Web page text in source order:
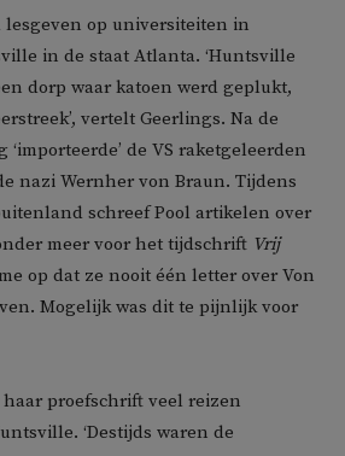
op universiteiten in
in de staat Atlanta. ‘Huntsville
dorp waar katoen werd geplukt,
vertelt Geerlings. Na de
‘importeerde’ de VS raketgeleerden
nazi Wernher von Braun. Tijdens
schreef Pool artikelen over
meer voor het tijdschrift Vrij
op dat ze nooit één letter over Von
Mogelijk was dit te pijnlijk voor
proefschrift veel reizen
‘Destijds waren de